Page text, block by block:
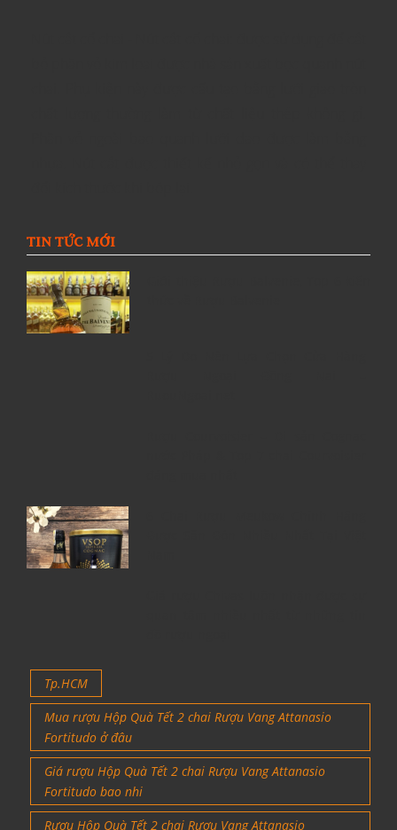
TIN TỨC MỚI
Tp.HCM
Mua rượu Hộp Quà Tết 2 chai Rượu Vang Attanasio
Fortitudo ở đâu
Giá rượu Hộp Quà Tết 2 chai Rượu Vang Attanasio
Fortitudo bao nhi
Rượu Hộp Quà Tết 2 chai Rượu Vang Attanasio